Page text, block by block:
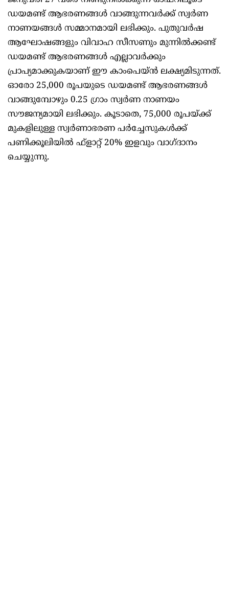
ഡയമണ്ട് ആഭരണങ്ങൾ വാങ്ങുന്നവർക്ക് സ്വർണ
നാണയങ്ങൾ സമ്മാനമായി ലഭിക്കും. പുതുവർഷ
ആഘോഷങ്ങളും വിവാഹ സീസണും മുന്നിൽക്കണ്ട്
ഡയമണ്ട് ആഭരണങ്ങൾ എല്ലാവർക്കും
പ്രാപ്യമാക്കുകയാണ് ഈ കാംപെയ്ൻ ലക്ഷ്യമിടുന്നത്.
ഓരോ 25,000 രൂപയുടെ ഡയമണ്ട് ആഭരണങ്ങൾ
വാങ്ങുമ്പോഴും 0.25 ഗ്രാം സ്വർണ നാണയം
സൗജന്യമായി ലഭിക്കും. കൂടാതെ, 75,000 രൂപയ്ക്ക്
മുകളിലുള്ള സ്വർണാഭരണ പർച്ചേസുകൾക്ക്
പണിക്കൂലിയിൽ ഫ്ളാറ്റ് 20% ഇളവും വാഗ്ദാനം
ചെയ്യുന്നു.